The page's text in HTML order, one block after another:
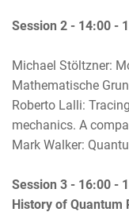
Session 2 - 14:00 -
Michael Stöltzner:
Mathematische
Roberto Lalli:
mechanics. A
Mark Walker:
Session 3 - 16:00 -
History of Quantum